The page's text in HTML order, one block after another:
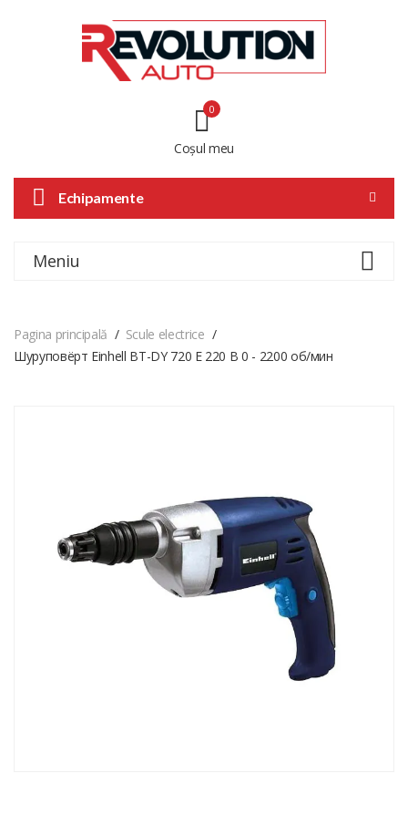
Coșul meu
0
Echipamente
Meniu
Pagina principală
Scule electrice
Шуруповёрт Einhell BT-DY 720 E 220 В 0 - 2200 об/мин